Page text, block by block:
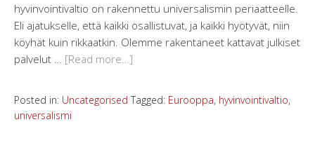
hyvinvointivaltio on rakennettu universalismin periaatteelle.
Eli ajatukselle, että kaikki osallistuvat, ja kaikki hyötyvät, niin
köyhät kuin rikkaatkin. Olemme rakentaneet kattavat julkiset
palvelut … [Read more…]
Posted in: Uncategorised Tagged: Eurooppa, hyvinvointivaltio,
universalismi